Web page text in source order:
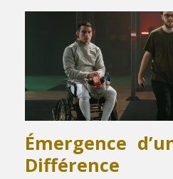
Émergence
Différence